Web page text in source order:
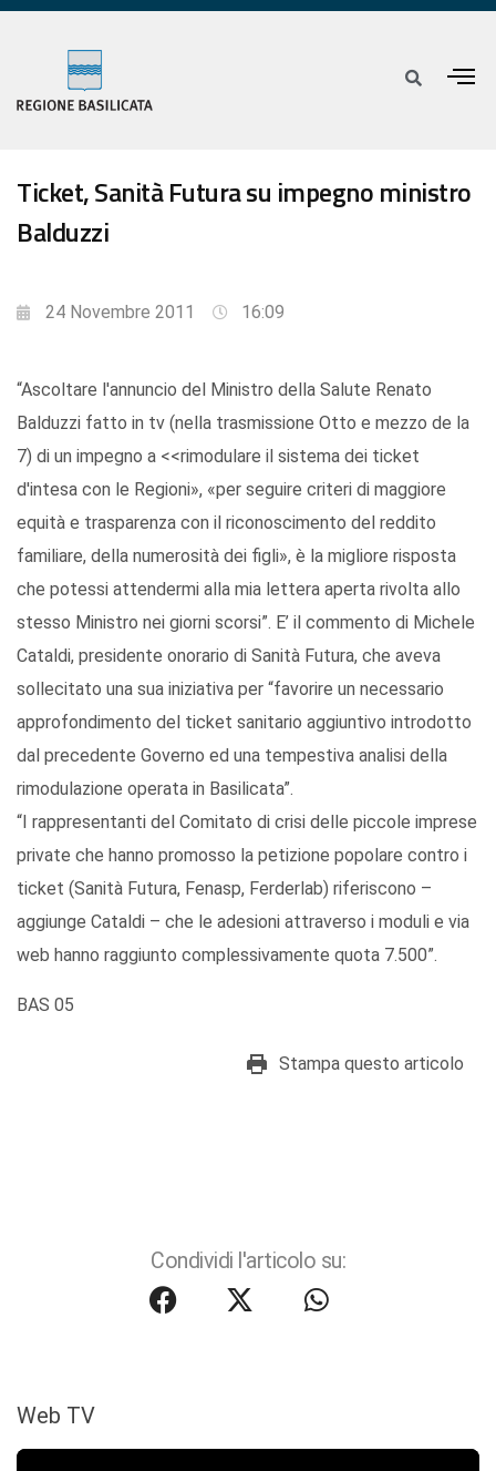
Ticket, Sanità Futura su impegno ministro
Balduzzi
24 Novembre 2011 16:09
“Ascoltare l'annuncio del Ministro della Salute Renato
Balduzzi fatto in tv (nella trasmissione Otto e mezzo de la
7) di un impegno a <<rimodulare il sistema dei ticket
d'intesa con le Regioni», «per seguire criteri di maggiore
equità e trasparenza con il riconoscimento del reddito
familiare, della numerosità dei figli», è la migliore risposta
che potessi attendermi alla mia lettera aperta rivolta allo
stesso Ministro nei giorni scorsi”. E’ il commento di Michele
Cataldi, presidente onorario di Sanità Futura, che aveva
sollecitato una sua iniziativa per “favorire un necessario
approfondimento del ticket sanitario aggiuntivo introdotto
dal precedente Governo ed una tempestiva analisi della
rimodulazione operata in Basilicata”.
“I rappresentanti del Comitato di crisi delle piccole imprese
private che hanno promosso la petizione popolare contro i
ticket (Sanità Futura, Fenasp, Ferderlab) riferiscono –
aggiunge Cataldi – che le adesioni attraverso i moduli e via
web hanno raggiunto complessivamente quota 7.500”.
BAS 05
Stampa questo articolo
Condividi l'articolo su:
Web TV